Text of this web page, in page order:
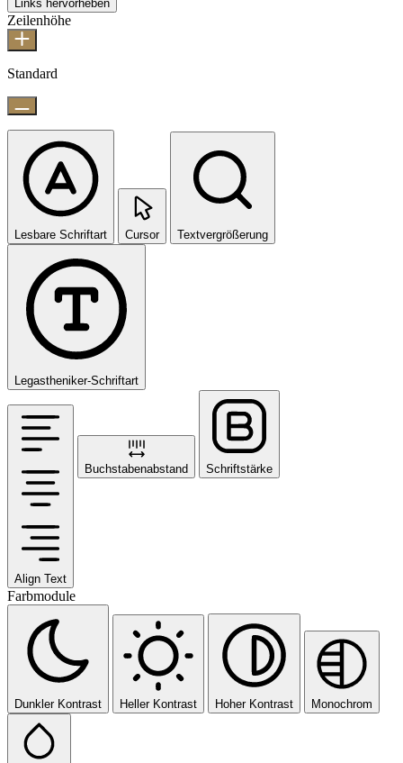
Links hervorheben
Zeilenhöhe
Standard
Lesbare Schriftart Cursor Textvergrößerung
Legastheniker-Schriftart
Align Text
Buchstabenabstand Schriftstärke
Farbmodule
Dunkler Kontrast Heller Kontrast Hoher Kontrast Monochrom